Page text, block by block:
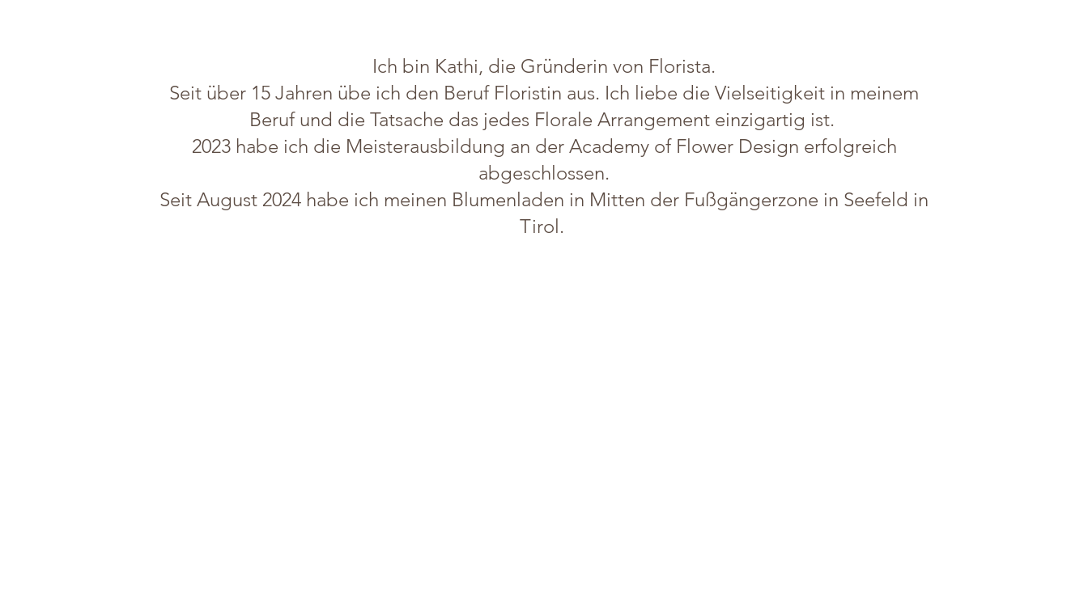
Ich bin Kathi, die Gründerin von Florista.
Seit über 15 Jahren übe ich den Beruf Floristin aus. Ich liebe die Vielseitigkeit in meinem
Beruf und die Tatsache das jedes Florale Arrangement einzigartig ist.
2023 habe ich die Meisterausbildung an der Academy of Flower Design erfolgreich
abgeschlossen.
Seit August 2024 habe ich meinen Blumenladen in Mitten der Fußgängerzone in Seefeld in
Tirol.